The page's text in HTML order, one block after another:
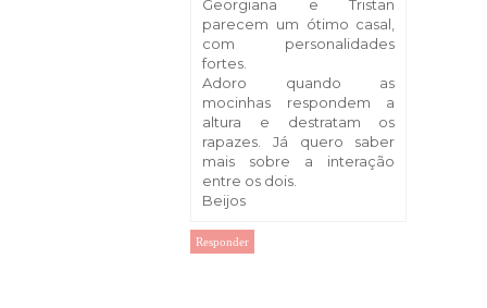
Georgiana e Tristan
parecem um ótimo casal,
com personalidades
fortes.
Adoro quando as
mocinhas respondem a
altura e destratam os
rapazes. Já quero saber
mais sobre a interação
entre os dois.
Beijos
Responder